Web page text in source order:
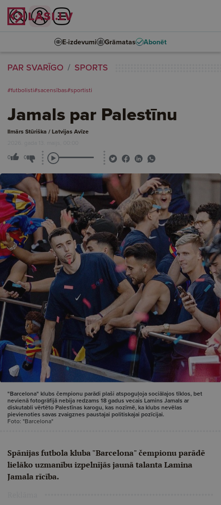
E-izdevumi Grāmatas Abonēt
PAR SVARĪGO SPORTS
#futbolisti#sacensības#sportisti
Jamals par Palestīnu
Ilmārs Stūriška / Latvijas Avīze
2026. gada 13. maijs, 00:00
0 0
"Barcelona" klubs čempionu parādi plaši atspoguļoja sociālajos tīklos, bet
nevienā fotogrāfijā nebija redzams 18 gadus vecais Lamins Jamals ar
diskutabli vērtēto Palestīnas karogu, kas nozīmē, ka klubs nevēlas
pievienoties savas zvaigznes paustajai politiskajai pozīcijai.
Foto: "Barcelona"
Spānijas futbola kluba "Barcelona" čempionu parādē
lielāko uzmanību izpelnījās jaunā talanta Lamina
Jamala rīcība.